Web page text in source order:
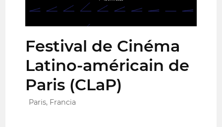
Festival de Cinéma
Latino-américain de
Paris (CLaP)
Paris, Francia